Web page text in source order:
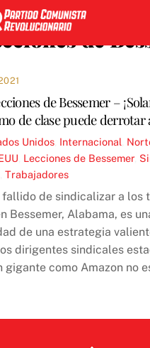
de
de Bessemer –
de clase puede derrotar
Unidos Internacional
Lecciones de Bessemer,
,Trabajadores
de sindicalizar a los
Bessemer, Alabama, es
de una estrategia
dirigentes sindicales
gigante como Amazon no